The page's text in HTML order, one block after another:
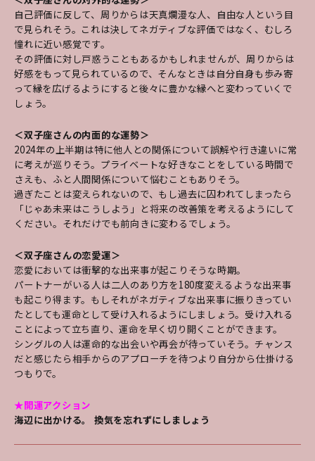
自己評価に反して、周りからは天真爛漫な人、自由な人という目
で見られそう。これは決してネガティブな評価ではなく、むしろ
憧れに近い感覚です。
その評価に対し戸惑うこともあるかもしれませんが、周りからは
好感をもって見られているので、そんなときは自分自身も歩み寄
って縁を広げるようにすると後々に豊かな縁へと変わっていくで
しょう。
＜双子座さんの内面的な運勢＞
2024年の上半期は特に他人との関係について誤解や行き違いに常
に考えが巡りそう。プライベートな好きなことをしている時間で
さえも、ふと人間関係について悩むこともありそう。
過ぎたことは変えられないので、もし過去に囚われてしまったら
「じゃあ未来はこうしよう」と将来の改善策を考えるようにして
ください。それだけでも前向きに変わるでしょう。
＜双子座さんの恋愛運＞
恋愛においては衝撃的な出来事が起こりそうな時期。
パートナーがいる人は二人のあり方を180度変えるような出来事
も起こり得ます。もしそれがネガティブな出来事に振りきってい
たとしても運命として受け入れるようにしましょう。受け入れる
ことによって立ち直り、運命を早く切り開くことができます。
シングルの人は運命的な出会いや再会が待っていそう。チャンス
だと感じたら相手からのアプローチを待つより自分から仕掛ける
つもりで。
★開運アクション
海辺に出かける。 換気を忘れずにしましょう